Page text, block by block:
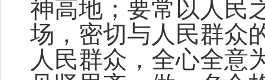
神高地；要常以人民
场，密切与人民群众
人民群众，全心全意